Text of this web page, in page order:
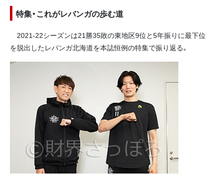
特集・これがレバンガの歩む道
2021-22シーズンは21勝35敗の東地区9位と5年振りに最下位
を脱出したレバンガ北海道を本誌恒例の特集で振り返る。